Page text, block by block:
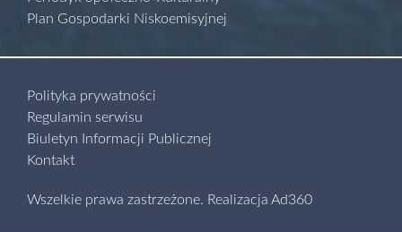
Plan Gospodarki Niskoemisyjnej
Polityka prywatności
Regulamin serwisu
Biuletyn Informacji Publicznej
Kontakt
Wszelkie prawa zastrzeżone. Realizacja Ad360